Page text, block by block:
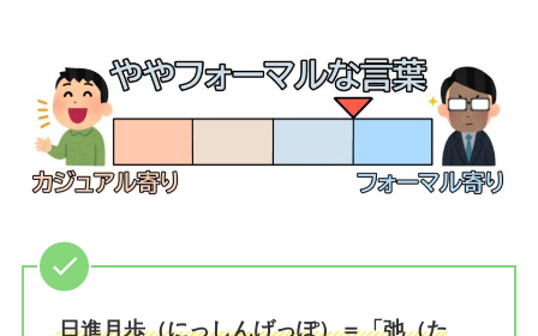
日進月歩（にっしんげっぽ）＝「弛（た